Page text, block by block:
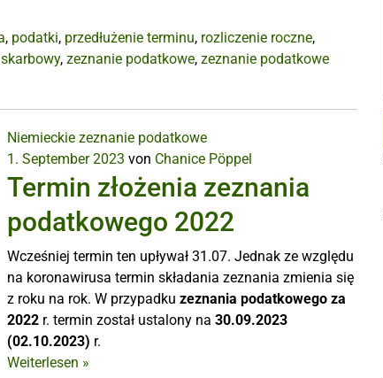
, podatki, przedłużenie terminu, rozliczenie roczne,
, zeznanie podatkowe, zeznanie podatkowe
Niemieckie zeznanie podatkowe
1. September 2023 von Chanice Pöppel
Termin złożenia zeznania
podatkowego 2022
Wcześniej termin ten upływał 31.07. Jednak ze względu
na koronawirusa termin składania zeznania zmienia się
z roku na rok. W przypadku zeznania podatkowego za
2022r. termin został ustalony na 30.09.2023
(02.10.2023) r.
Weiterlesen »